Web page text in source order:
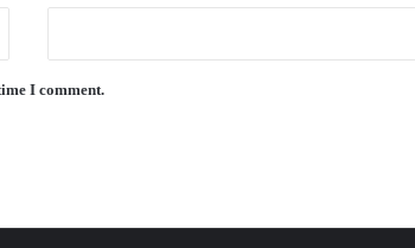
I comment.